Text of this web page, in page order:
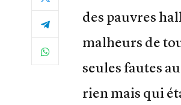
des pauvres
malheurs de
seules fautes
rien mais qui